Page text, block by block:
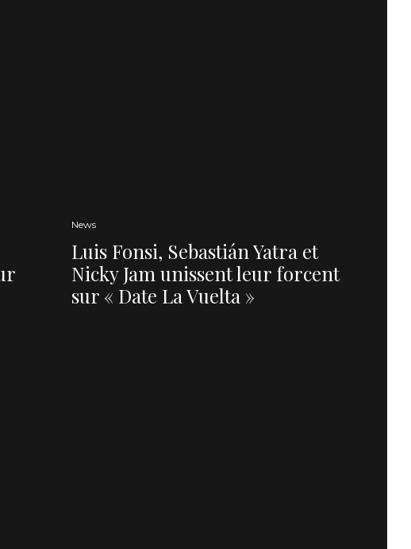
News
Luis Fonsi, Sebastián Yatra et
Nicky Jam unissent leur forcent
sur « Date La Vuelta »